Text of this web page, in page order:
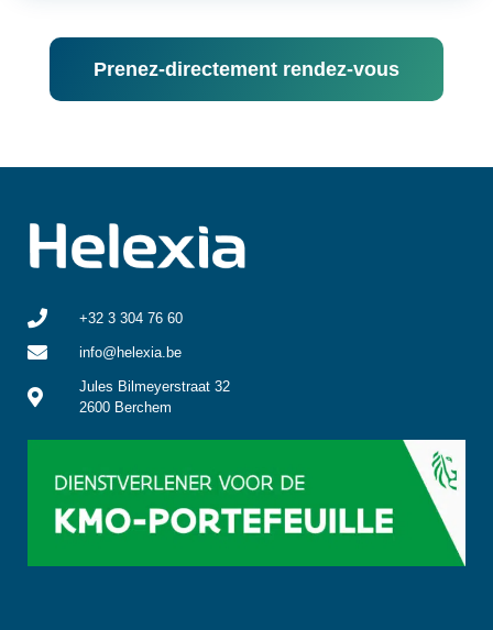
Prenez-directement rendez-vous
+32 3 304 76 60
info@helexia.be
Jules Bilmeyerstraat 32
2600 Berchem